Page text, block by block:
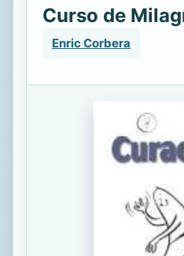
Curso de
Enric Corbera